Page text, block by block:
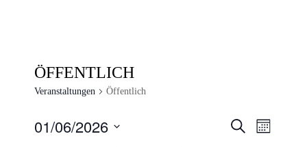
ÖFFENTLICH
Veranstaltungen Öffentlich
SUCHE
Suche
Monat
01/06/2026